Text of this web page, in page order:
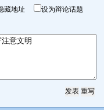
藏地址 设为辩论话题